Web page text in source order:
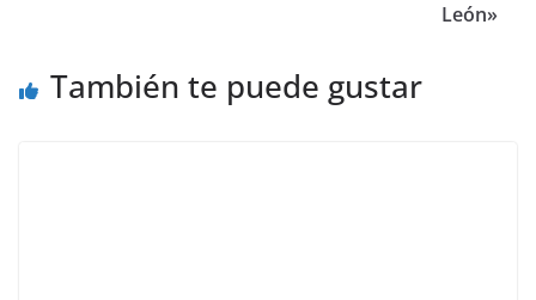
León»
También te puede gustar